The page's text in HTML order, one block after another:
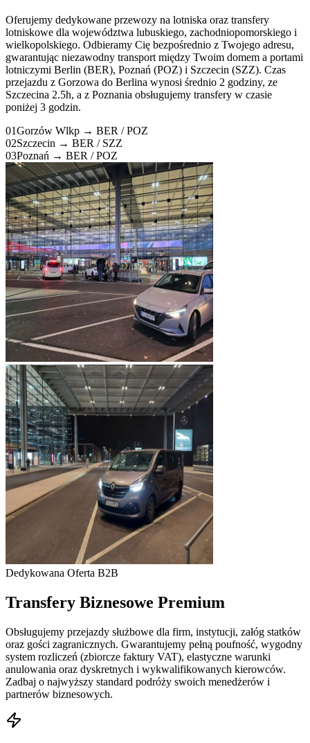
Oferujemy dedykowane przewozy na lotniska oraz transfery
lotniskowe dla województwa lubuskiego, zachodniopomorskiego i
wielkopolskiego. Odbieramy Cię bezpośrednio z Twojego adresu,
gwarantując niezawodny transport między Twoim domem a portami
lotniczymi Berlin (BER), Poznań (POZ) i Szczecin (SZZ). Czas
przejazdu z Gorzowa do Berlina wynosi średnio 2 godziny, ze
Szczecina 2.5h, a z Poznania obsługujemy transfery w czasie
poniżej 3 godzin.
01Gorzów Wlkp → BER / POZ
02Szczecin → BER / SZZ
03Poznań → BER / POZ
Dedykowana Oferta B2B
Transfery Biznesowe Premium
Obsługujemy przejazdy służbowe dla firm, instytucji, załóg statków
oraz gości zagranicznych. Gwarantujemy pełną poufność, wygodny
system rozliczeń (zbiorcze faktury VAT), elastyczne warunki
anulowania oraz dyskretnych i wykwalifikowanych kierowców.
Zadbaj o najwyższy standard podróży swoich menedżerów i
partnerów biznesowych.